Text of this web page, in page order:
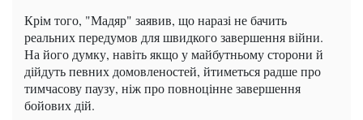
Крім того, "Мадяр" заявив, що наразі не бачить
реальних передумов для швидкого завершення війни.
На його думку, навіть якщо у майбутньому сторони й
дійдуть певних домовленостей, йтиметься радше про
тимчасову паузу, ніж про повноцінне завершення
бойових дій.